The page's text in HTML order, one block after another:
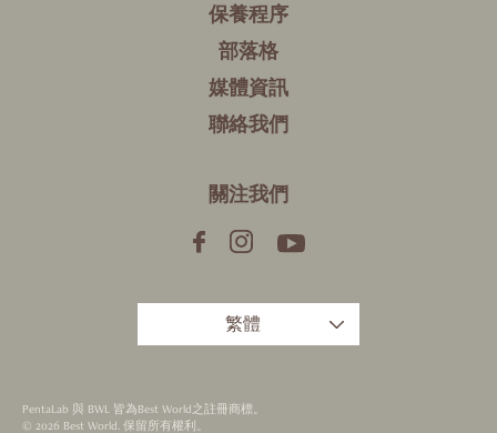
保養程序
部落格
媒體資訊
聯絡我們
關注我們
繁體
PentaLab 與 BWL 皆為Best World之註冊商標。
© 2026 Best World. 保留所有權利。